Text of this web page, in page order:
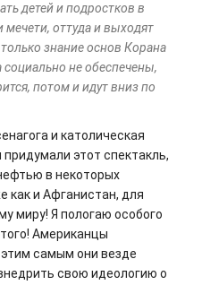
детей и подростков в
оттуда и выходят
знание основ Корана
не обеспечены,
потом и идут вниз по
и католическая
этот спектакль,
в некоторых
как и Афганистан, для
миру! Я пологаю особого
Американцы
самым они везде
свою идеологию о